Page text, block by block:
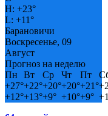
H: +23°
L: +11°
Барановичи
Воскресенье, 09
Август
Прогноз на неделю
Пн
Вт Ср Чт Пт
+27°+22°+20°+20°+21°+
+12°+13°+9° +10°+9° +